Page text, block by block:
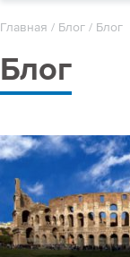
Главная / Блог / Блог
Блог